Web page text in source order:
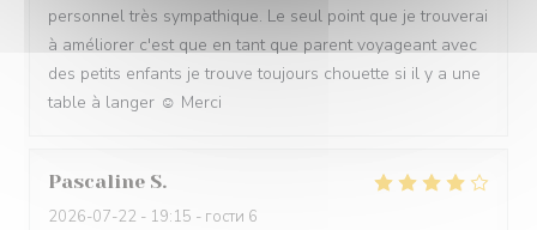
personnel très sympathique. Le seul point que je trouverai
à améliorer c'est que en tant que parent voyageant avec
des petits enfants je trouve toujours chouette si il y a une
table à langer ☺️ Merci
Pascaline S
2026-07-22 - 19:15 - гости 6